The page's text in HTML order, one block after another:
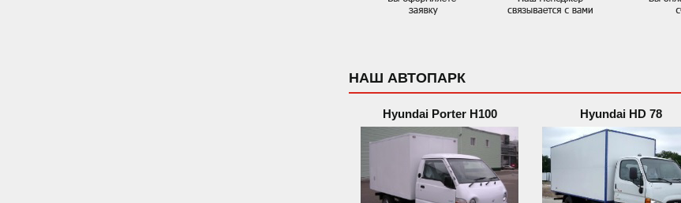
НАШ АВТОПАРК
Hyundai Porter H100 Hyundai HD 78